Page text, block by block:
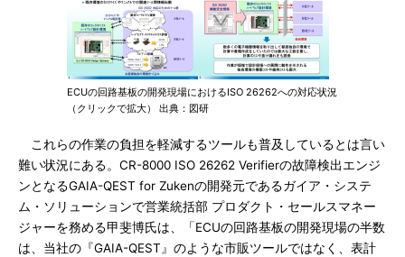
ECUの回路基板の開発現場におけるISO 26262への対応状況
（クリックで拡大） 出典：図研
これらの作業の負担を軽減するツールも普及しているとは言い
難い状況にある。CR-8000 ISO 26262 Verifierの故障検出エンジ
ンとなるGAIA-QEST for Zukenの開発元であるガイア・システ
ム・ソリューションで営業統括部 プロダクト・セールスマネー
ジャーを務める甲斐博氏は、「ECUの回路基板の開発現場の半数
は、当社の『GAIA-QEST』のような市販ツールではなく、表計